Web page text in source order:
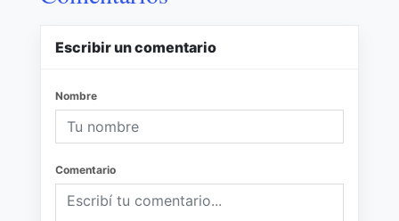
Escribir un comentario
Nombre
Comentario